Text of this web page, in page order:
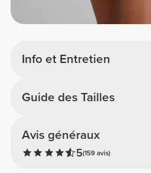
Info et Entretien
Avis généraux
5(159 avis)
Guide des Tailles